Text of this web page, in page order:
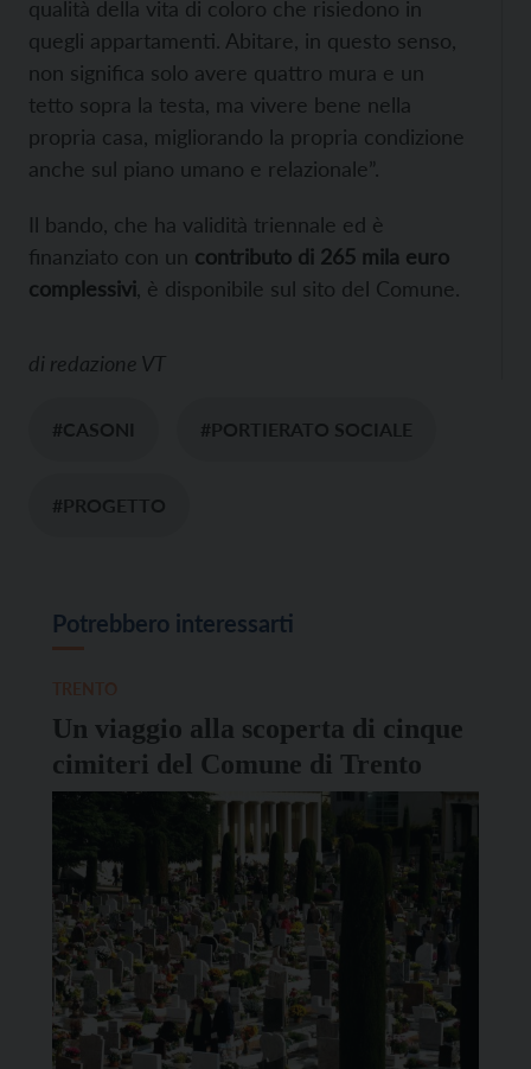
qualità della vita di coloro che risiedono in
quegli appartamenti. Abitare, in questo senso,
non significa solo avere quattro mura e un
tetto sopra la testa, ma vivere bene nella
propria casa, migliorando la propria condizione
anche sul piano umano e relazionale”.
Il bando, che ha validità triennale ed è
finanziato con un contributo di 265 mila euro
complessivi , è disponibile sul sito del Comune.
di redazione VT
#CASONI #PORTIERATO SOCIALE
#PROGETTO
Potrebbero interessarti
Un viaggio alla scoperta di cinque
cimiteri del Comune di Trento